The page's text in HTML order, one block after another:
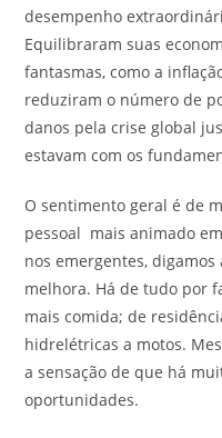
desempenho
Equilibraram suas
fantasmas, como a
reduziram o número de
danos pela crise global
estavam com os
O sentimento geral é de
pessoal mais animado
nos emergentes,
melhora. Há de tudo por
mais comida; de
hidrelétricas a motos.
a sensação de que há
oportunidades.